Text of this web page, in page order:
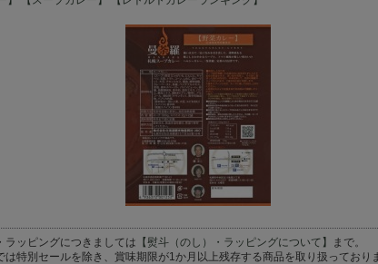
ラッピングにつきましては 【熨斗（のし）・ラッピングについて】
まで。
は特別セールを除き、賞味期限が1か月以上残存する商品を取り扱っており